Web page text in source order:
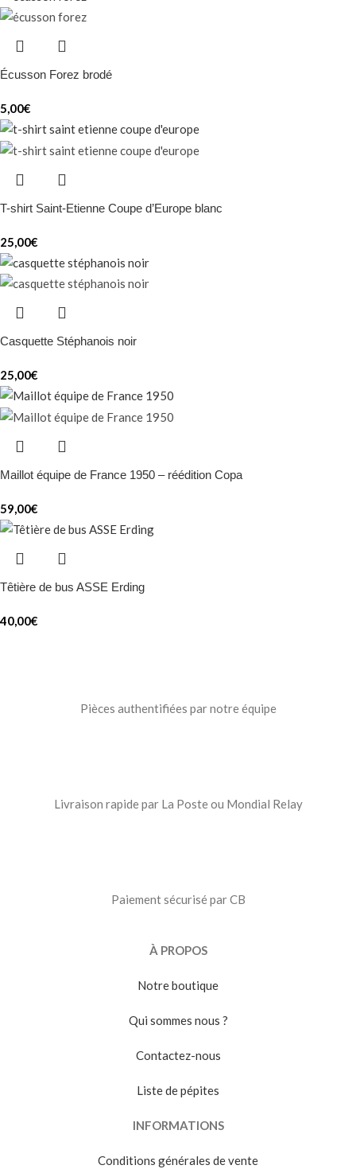
Écusson Forez brodé
5,00€
T-shirt Saint-Etienne Coupe d’Europe blanc
25,00€
Casquette Stéphanois noir
25,00€
Maillot équipe de France 1950 – réédition Copa
59,00€
Têtière de bus ASSE Erding
40,00€
Pièces authentifiées par notre équipe
Livraison rapide par La Poste ou Mondial Relay
Paiement sécurisé par CB
À PROPOS
Notre boutique
Qui sommes nous ?
Contactez-nous
Liste de pépites
INFORMATIONS
Conditions générales de vente